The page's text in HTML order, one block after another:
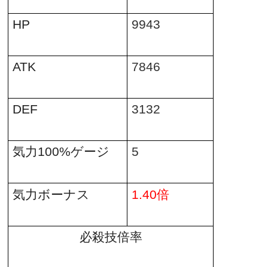
HP 9943
ATK 7846
DEF 3132
気力100%ゲージ 5
気力ボーナス 1.40倍
必殺技倍率